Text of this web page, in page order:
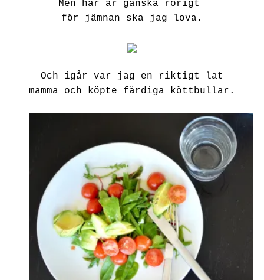
Men här är ganska rörigt
för jämnan ska jag lova.
Och igår var jag en riktigt lat
mamma och köpte färdiga köttbullar.